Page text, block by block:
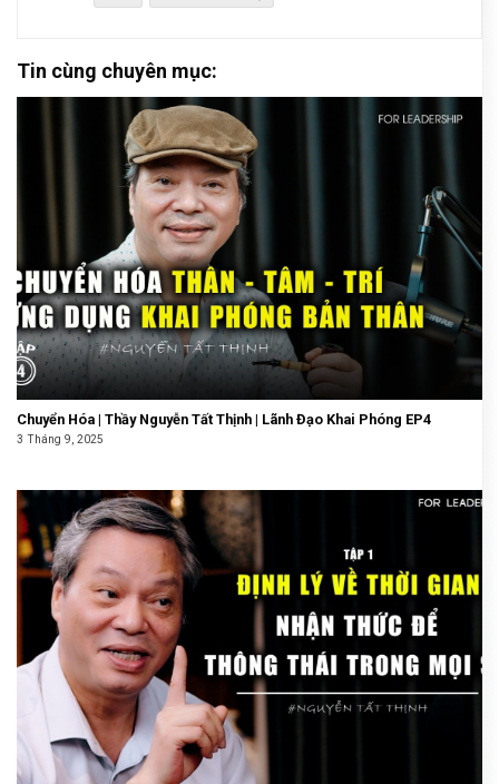
Tin cùng chuyên mục:
Chuyển Hóa | Thầy Nguyễn Tất Thịnh | Lãnh Đạo Khai Phóng EP4
3 Tháng 9, 2025